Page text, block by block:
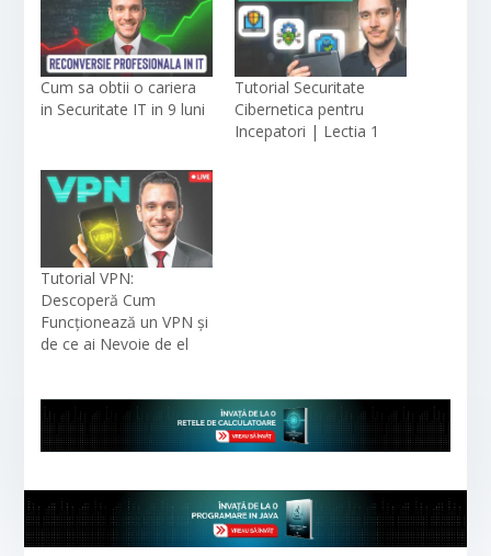
Cum sa obtii o cariera
in Securitate IT in 9 luni
Tutorial Securitate
Cibernetica pentru
Incepatori | Lectia 1
Tutorial VPN:
Descoperă Cum
Funcționează un VPN și
de ce ai Nevoie de el